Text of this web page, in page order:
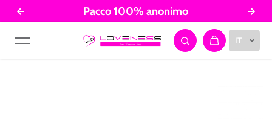
Salta al contenuto Pacco 100% anonimo
IT